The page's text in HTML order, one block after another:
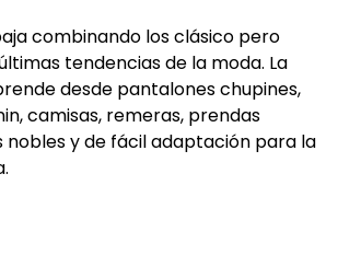
combinando los clásico pero
tendencias de la moda. La
desde pantalones chupines,
camisas, remeras, prendas
nobles y de fácil adaptación para la